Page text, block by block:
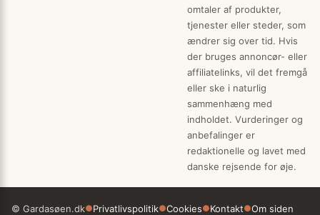
omtaler af produkter,
tjenester eller steder, som
ændrer sig over tid. Hvis
der bruges annoncør- eller
affiliatelinks, vil det fremgå
eller ske i naturlig
sammenhæng med
indholdet. Vurderinger og
anbefalinger er
redaktionelle og lavet med
danske rejsende for øje.
© Gardasøen.dk●Privatlivspolitik●Cookies●Kontakt●Om siden